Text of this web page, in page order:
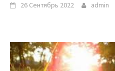
26 Сентябрь 2022 admin